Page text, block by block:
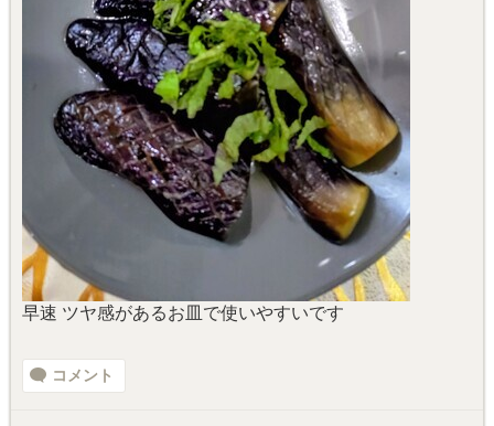
早速 ツヤ感があるお皿で使いやすいです
コメント